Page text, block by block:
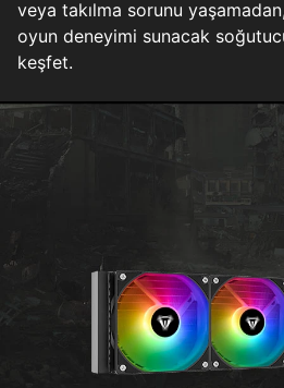
veya takılma sorunu
oyun deneyimi sunacak
keşfet.